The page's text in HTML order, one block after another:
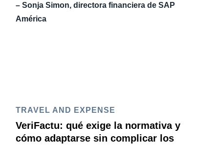
– Sonja Simon, directora financiera de SAP
América
TRAVEL AND EXPENSE
VeriFactu: qué exige la normativa y
cómo adaptarse sin complicar los